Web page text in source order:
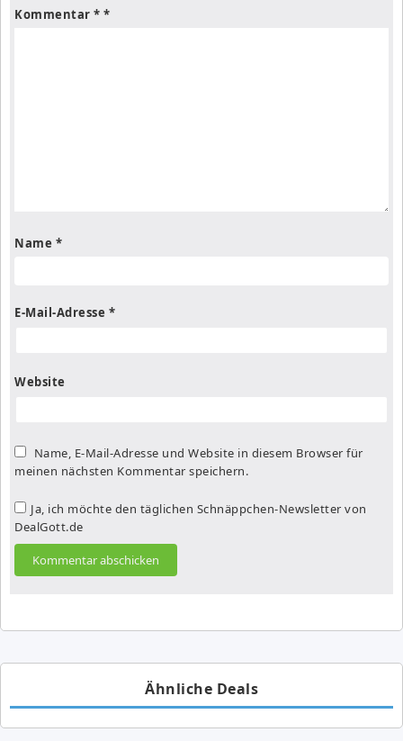
Kommentar *
Name *
E-Mail-Adresse *
Website
Name, E-Mail-Adresse und Website in diesem Browser für
meinen nächsten Kommentar speichern.
Ja, ich möchte den täglichen Schnäppchen-Newsletter von
DealGott.de
Ähnliche Deals